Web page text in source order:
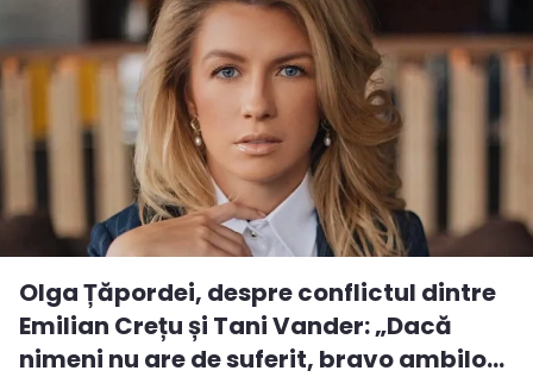
Olga Țăpordei, despre conflictul dintre
Emilian Crețu și Tani Vander: „Dacă
nimeni nu are de suferit, bravo ambilo...